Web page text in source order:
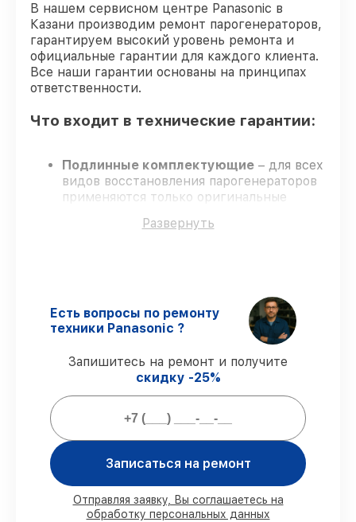
В нашем сервисном центре Panasonic в
Казани производим ремонт парогенераторов,
гарантируем высокий уровень ремонта и
официальные гарантии для каждого клиента.
Все наши гарантии основаны на принципах
ответственности.
Что входит в технические гарантии:
Подлинные комплектующие – для всех
видов восстановления парогенераторов
применяются только оригинальные
Квалифицированные специалисты
клиентом.
Гарантийное обслуживание –
соблюдением гарантийных обязательств.
Гарантии на восстановление
парогенераторов:
восстановлений завершаем при
клиенте
90%комплектующих имеются в
наличии, остальные заказываются
Развернуть
Есть вопросы по ремонту
техники Panasonic ?
Запишитесь на ремонт и получите
скидку -25%
Записаться на ремонт
Отправляя заявку, Вы соглашаетесь на
обработку персональных данных